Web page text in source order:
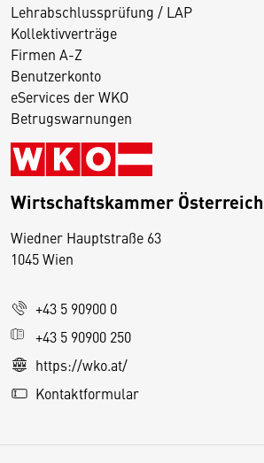
Lehrabschlussprüfung / LAP
Kollektivverträge
Firmen A-Z
Benutzerkonto
eServices der WKO
Betrugswarnungen
Wirtschaftskammer Österreich
Wiedner Hauptstraße 63
1045 Wien
+43 5 90900 0
+43 5 90900 250
https://wko.at/
Kontaktformular
D
s
e
S
e